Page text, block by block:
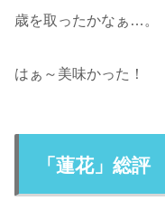
歳を取ったかなぁ…。
はぁ～美味かった！
「蓮花」総評